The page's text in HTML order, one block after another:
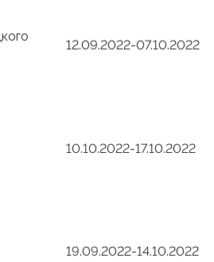
12.09.2022-07.10.2022
10.10.2022-17.10.2022
19.09.2022-14.10.2022